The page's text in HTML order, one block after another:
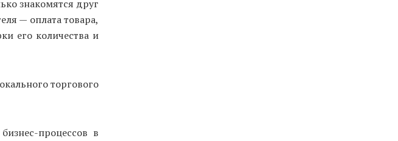
знакомятся друг
— оплата товара,
его количества и
торгового
процессов в